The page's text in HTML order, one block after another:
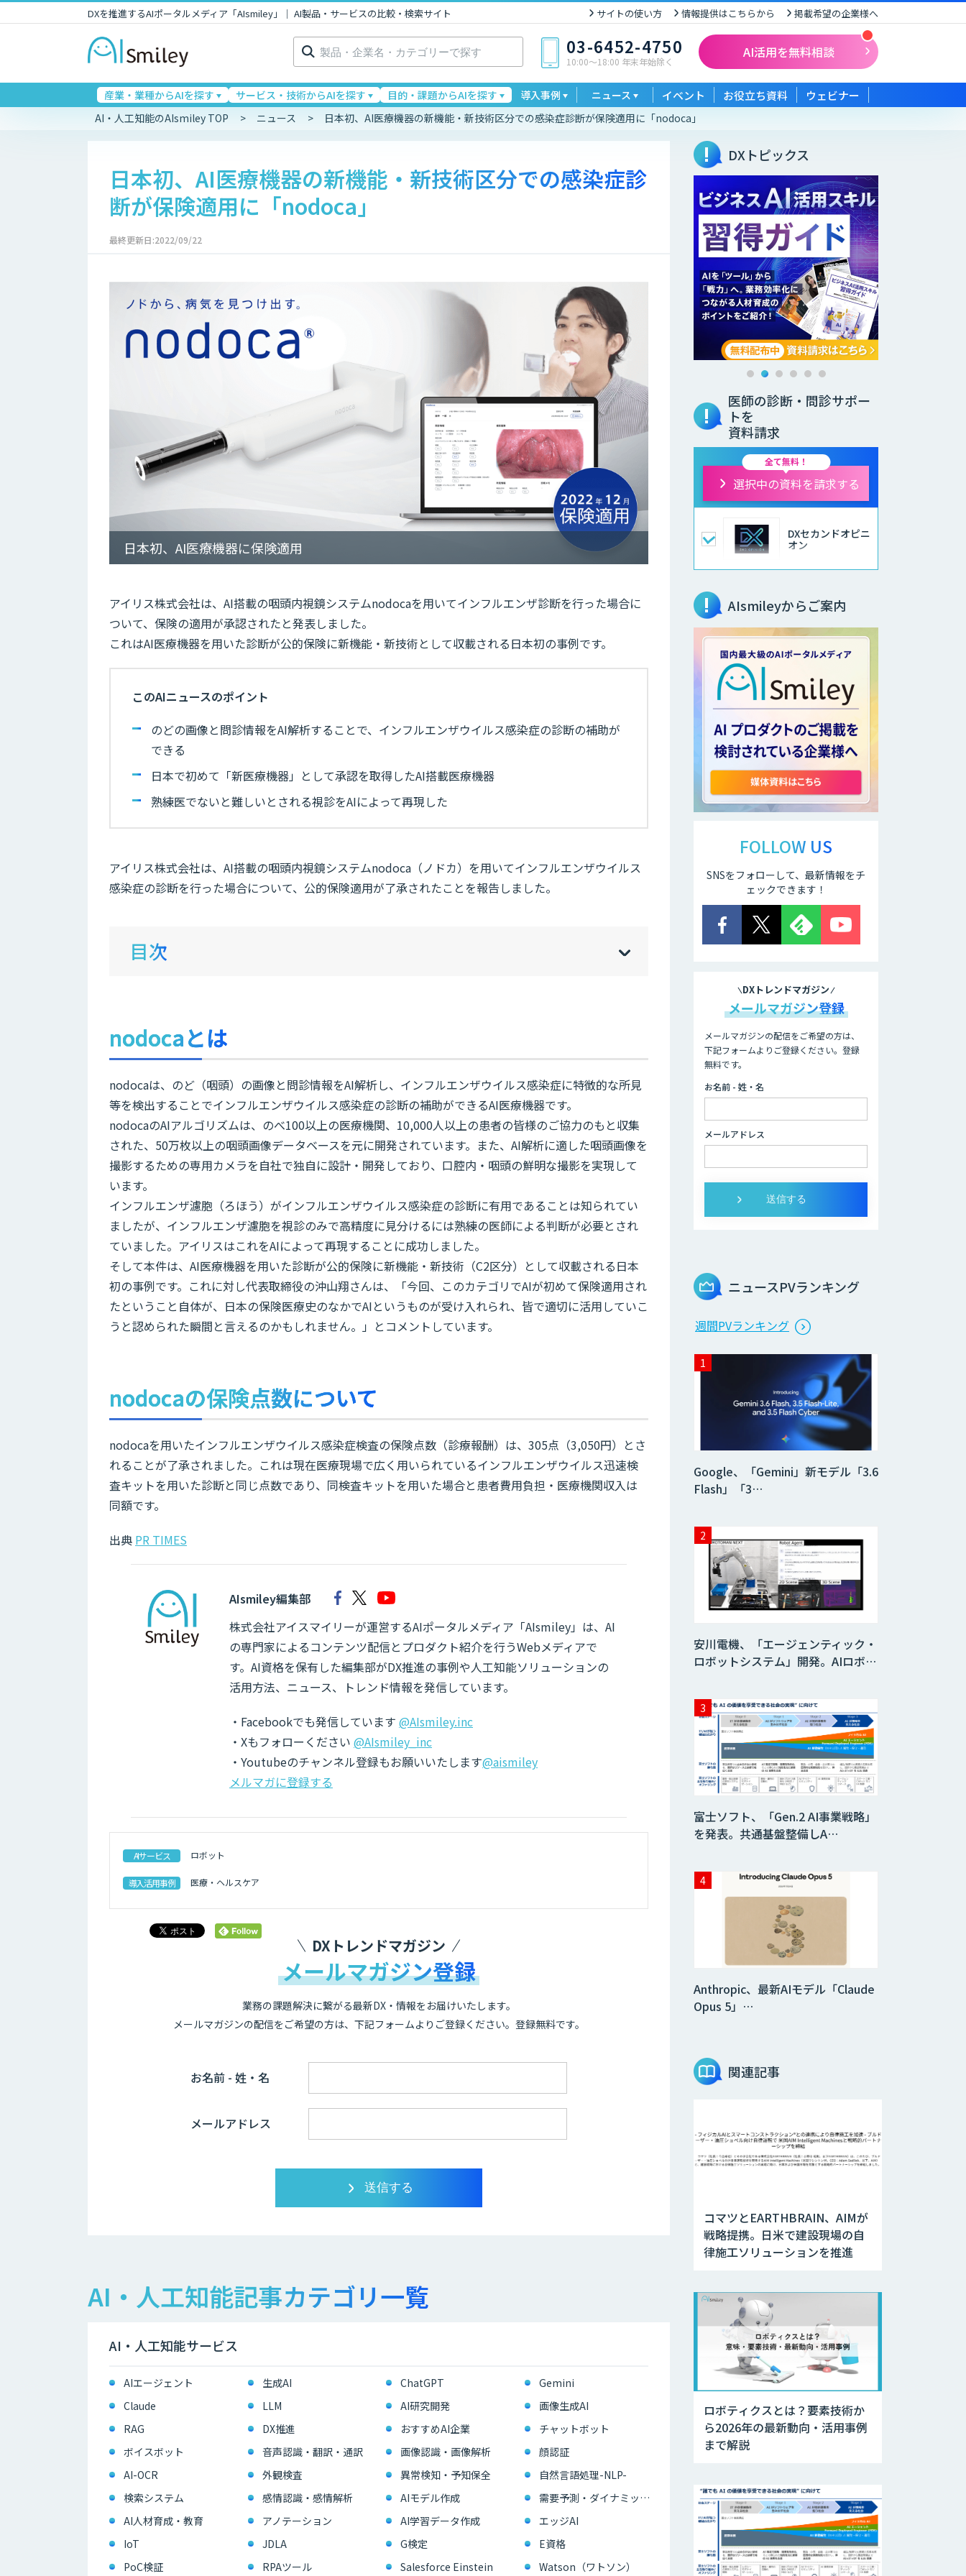
DXを推進するAIポータルメディア「AIsmiley」｜ AI製品・サービスの比較・検索サイト サイトの使い方 情報提供はこちらから 掲載希望の企業様へ
検
索: 03-6452-4750
10:00〜18:00 年末年始除く
AI活用を無料相談
産業・業種からAIを探す サービス・技術からAIを探す 目的・課題からAIを探す 導入事例 ニュース イベント お役立ち資料 ウェビナー
AI・人工知能のAIsmiley TOP ニュース 日本初、AI医療機器の新機能・新技術区分での感染症診断が保険適用に「nodoca」
日本初、AI医療機器の新機能・新技術区分での感染症診
断が保険適用に「nodoca」
最終更新日:2022/09/22
日本初、AI医療機器に保険適用
アイリス株式会社は、AI搭載の咽頭内視鏡システムnodocaを用いてインフルエンザ診断を行った場合に
ついて、保険の適用が承認されたと発表しました。
これはAI医療機器を用いた診断が公的保険に新機能・新技術として収載される日本初の事例です。
このAIニュースのポイント
のどの画像と問診情報をAI解析することで、インフルエンザウイルス感染症の診断の補助が
できる
日本で初めて「新医療機器」として承認を取得したAI搭載医療機器
熟練医でないと難しいとされる視診をAIによって再現した
アイリス株式会社は、AI搭載の咽頭内視鏡システムnodoca（ノドカ）を用いてインフルエンザウイルス
感染症の診断を行った場合について、公的保険適用が了承されたことを報告しました。
目次 [hi
]
[sh
]
nodocaとは
nodocaは、のど（咽頭）の画像と問診情報をAI解析し、インフルエンザウイルス感染症に特徴的な所見
等を検出することでインフルエンザウイルス感染症の診断の補助ができるAI医療機器です。
nodocaのAIアルゴリズムは、のべ100以上の医療機関、10,000人以上の患者の皆様のご協力のもと収集
された、50万枚以上の咽頭画像データベースを元に開発されています。また、AI解析に適した咽頭画像を
撮影するための専用カメラを自社で独自に設計・開発しており、口腔内・咽頭の鮮明な撮影を実現して
います。
インフルエンザ濾胞（ろほう）がインフルエンザウイルス感染症の診断に有用であることは知られてい
ましたが、インフルエンザ濾胞を視診のみで高精度に見分けるには熟練の医師による判断が必要とされ
ていました。アイリスはこれをAIによって再現することに成功しました。
そして本件は、AI医療機器を用いた診断が公的保険に新機能・新技術（C2区分）として収載される日本
初の事例です。これに対し代表取締役の沖山翔さんは、「今回、このカテゴリでAIが初めて保険適用され
たということ自体が、日本の保険医療史のなかでAIというものが受け入れられ、皆で適切に活用していこ
うと認められた瞬間と言えるのかもしれません。」とコメントしています。
nodocaの保険点数について
nodocaを用いたインフルエンザウイルス感染症検査の保険点数（診療報酬）は、305点（3,050円）とさ
れることが了承されました。これは現在医療現場で広く用いられているインフルエンザウイルス迅速検
査キットを用いた診断と同じ点数であり、同検査キットを用いた場合と患者費用負担・医療機関収入は
同額です。
出典 PR TIMES
AIsmiley編集部
株式会社アイスマイリーが運営するAIポータルメディア「AIsmiley」は、AI
の専門家によるコンテンツ配信とプロダクト紹介を行うWebメディアで
す。AI資格を保有した編集部がDX推進の事例や人工知能ソリューションの
活用方法、ニュース、トレンド情報を発信しています。
・Facebookでも発信しています @AIsmiley.inc
・Xもフォローください @AIsmiley_inc
・Youtubeのチャンネル登録もお願いいたします@aismiley
メルマガに登録する
AIサービス ロボット
導入活用事例 医療・ヘルスケア
DXトレンドマガジン
メールマガジン登録
業務の課題解決に繋がる最新DX・情報をお届けいたします。
メールマガジンの配信をご希望の方は、下記フォームよりご登録ください。登録無料です。
お名前 - 姓・名
メールアドレス
AI・人工知能記事カテゴリ一覧
AI・人工知能サービス
AIエージェント 生成AI ChatGPT
Gemini
Claude
LLM AI研究開発
画像生成AI
RAG
DX推進 おすすめAI企業
チャットボット
ボイスボット
音声認識・翻訳・通訳 画像認識・画像解析
顔認証
AI-OCR
外観検査 異常検知・予知保全
自然言語処理-NLP-
検索システム
感情認識・感情解析 AIモデル作成
需要予測・ダイナミックプライシング
AI人材育成・教育
アノテーション AI学習データ作成
エッジAI
IoT
JDLA G検定
E資格
PoC検証
RPAツール Salesforce Einstein Watson（ワトソン）
DXトピックス
医師の診断・問診サポー
トを
資料請求
全て無料！
選択中の資料を請求する
DXセカンドオピニ
オン
AIsmileyからご案内
FOLLOW US
SNSをフォローして、最新情報をチ
ェックできます！
DXトレンドマガジン
メールマガジン登録
メールマガジンの配信をご希望の方は、
下記フォームよりご登録ください。登録
無料です。
お名前 - 姓・名
メールアドレス
ニュースPVランキング
週間PVランキング
Google、「Gemini」新モデル「3.6
Flash」「3…
安川電機、「エージェンティック・
ロボットシステム」開発。AIロボ…
富士ソフト、「Gen.2 AI事業戦略」
を発表。共通基盤整備しA…
Anthropic、最新AIモデル「Claude
Opus 5」…
関連記事
コマツとEARTHBRAIN、AIMが
戦略提携。日米で建設現場の自
律施工ソリューションを推進
ロボティクスとは？要素技術か
ら2026年の最新動向・活用事例
まで解説